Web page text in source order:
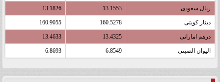
ريال سعودى 13.1553
13.1826
دينار كويتى 160.5278
160.9055
درهم اماراتى 13.4325
13.4633
اليوان الصينى 6.8549
6.8693